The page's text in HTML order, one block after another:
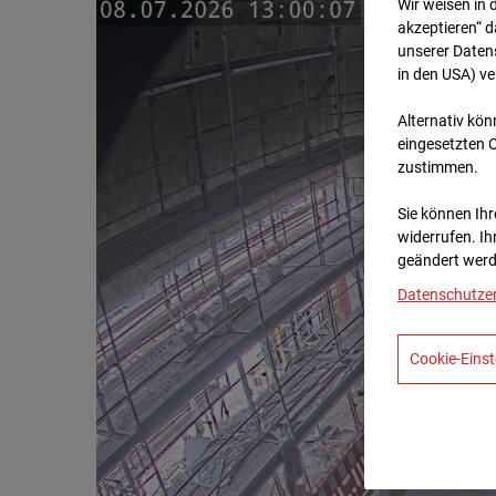
Wir weisen in
akzeptieren“
unserer
in den USA)
Alternativ
eingesetzten
zustimmen.
Sie können
widerrufen.
geändert
Cookie-